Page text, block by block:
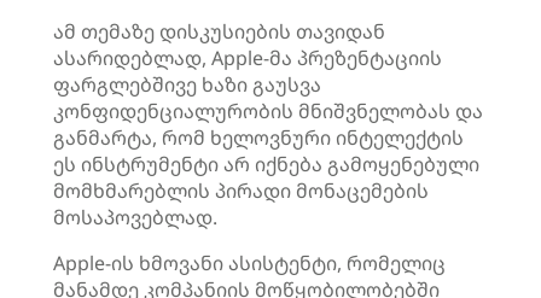
ამ თემაზე დისკუსიების თავიდან
ასარიდებლად, Apple-მა პრეზენტაციის
ფარგლებშივე ხაზი გაუსვა
კონფიდენციალურობის მნიშვნელობას და
განმარტა, რომ ხელოვნური ინტელექტის
ეს ინსტრუმენტი არ იქნება გამოყენებული
მომხმარებლის პირადი მონაცემების
მოსაპოვებლად.
Apple-ის ხმოვანი ასისტენტი, რომელიც
მანამდე კომპანიის მოწყობილობებში